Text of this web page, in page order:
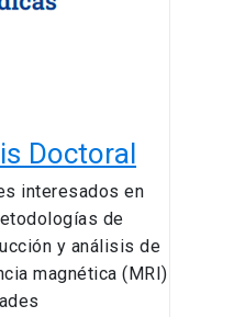
Doctoral
interesados en
de
y análisis de
magnética (MRI)